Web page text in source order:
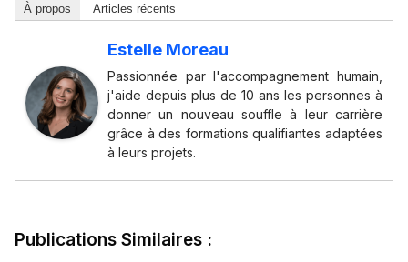
À propos Articles récents
Estelle Moreau
Passionnée par l'accompagnement humain,
j'aide depuis plus de 10 ans les personnes à
donner un nouveau souffle à leur carrière
grâce à des formations qualifiantes adaptées
à leurs projets.
Publications Similaires :